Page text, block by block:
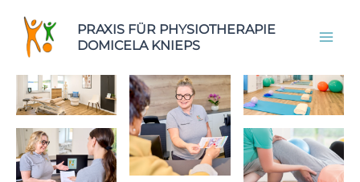
Inhalt
springen
Navigation
springen
Inhalt
springen
PRAXIS FÜR PHYSIOTHERAPIE
DOMICELA KNIEPS